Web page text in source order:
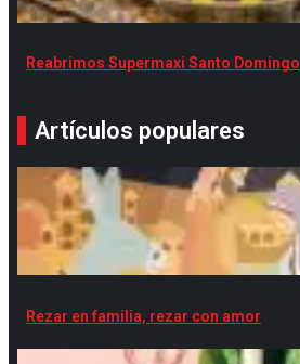
Reabrimos Supermaxi Santo Domingo
Artículos populares
Rezar en familia, rezar con amor